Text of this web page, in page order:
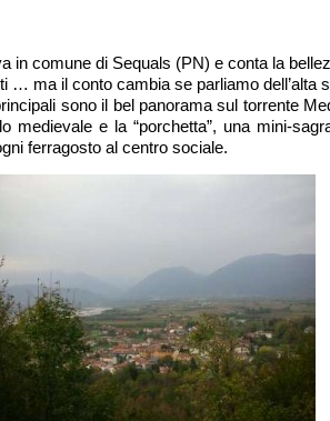
in comune di Sequals (PN) e conta la
… ma il conto cambia se parliamo dell’alta
sono il bel panorama sul torrente
medievale e la “porchetta”, una mini-
ferragosto al centro sociale.